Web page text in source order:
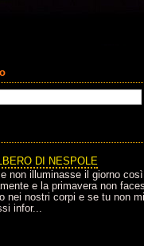
DI NESPOLE
non illuminasse il giorno così
e la primavera non
nei nostri corpi e se tu non mi
infor...